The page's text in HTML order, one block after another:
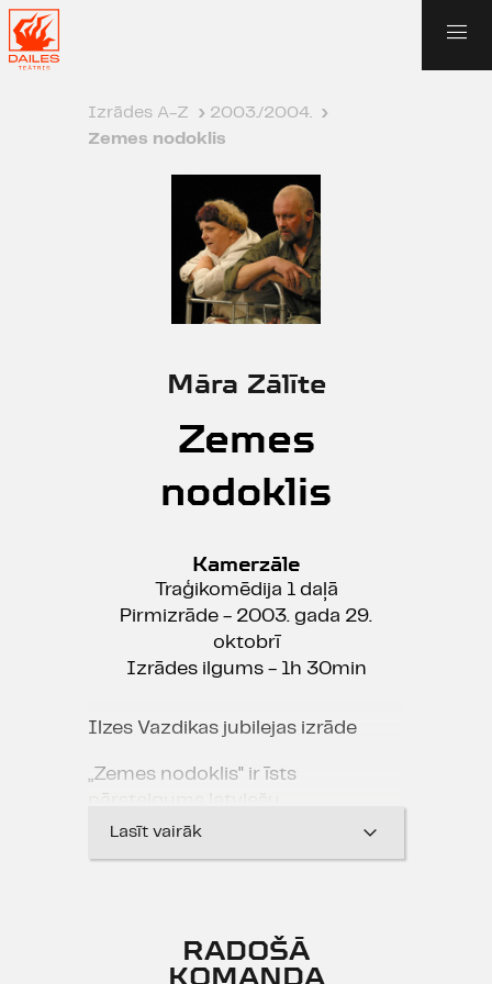
Izrādes A-Z › 2003./2004. ›
Zemes nodoklis
Māra Zālīte
Zemes
nodoklis
Kamerzāle
Traģikomēdija 1 daļā
Pirmizrāde - 2003. gada 29.
oktobrī
Izrādes ilgums - 1h 30min
Ilzes Vazdikas jubilejas izrāde
„Zemes nodoklis" ir īsts
pārsteigums latviešu
oriģināldramaturģijā - poētiskā
pasauli - tēli kontaktējas ar TV
ārzemju seriālu starpniecību,
Lasīt vairāk
RADOŠĀ